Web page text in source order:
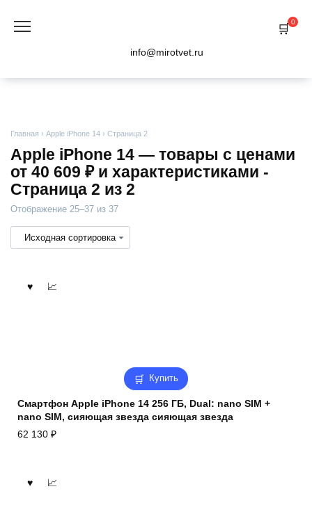
содержанию
info@mirotvet.ru
0
Главная › Apple iPhone 14 › Страница 2
Apple iPhone 14 — товары с ценами
от 40 609 ₽ и характеристиками -
Страница 2 из 2
Отображение 25–37 из 37
Купить
Смартфон Apple iPhone 14 256 ГБ, Dual: nano SIM +
nano SIM, сияющая звезда сияющая звезда
62 130 ₽